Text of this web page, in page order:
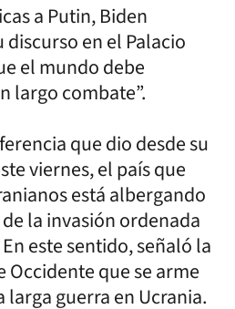
a Putin, Biden
en el Palacio
el mundo debe
largo combate”.
que dio desde su
viernes, el país que
está albergando
la invasión ordenada
este sentido, señaló la
que se arme
larga guerra en Ucrania.